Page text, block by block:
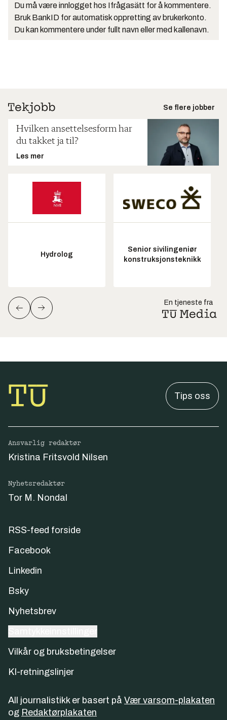
Du må være innlogget hos Ifrågasätt for å kommentere.
Bruk BankID for automatisk oppretting av brukerkonto.
Du kan kommentere under fullt navn eller med kallenavn.
Se flere jobber
Hvilken ansettelsesform har
du takket ja til?
Les mer
Hydrolog
Senior sivilingeniør
konstruksjonsteknikk
En tjeneste fra
Tips oss
Ansvarlig redaktør
Kristina Fritsvold Nilsen
Nyhetsredaktør
Tor M. Nondal
RSS-feed forside
Facebook
Linkedin
Bsky
Nyhetsbrev
Vilkår og bruksbetingelser
KI-retningslinjer
All journalistikk er basert på Vær varsom-plakaten
og Redaktørplakaten